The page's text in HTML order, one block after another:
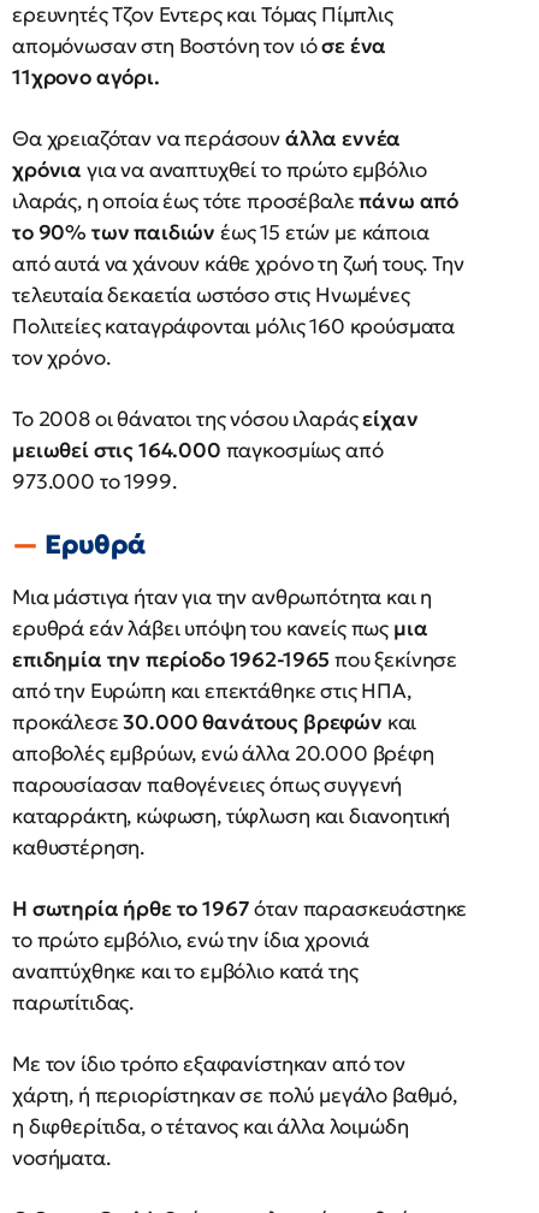
ερευνητές Τζον Εντερς και Τόμας Πίμπλις
απομόνωσαν στη Βοστόνη τον ιόσε ένα
11χρονο αγόρι.
Θα χρειαζόταν να περάσουνάλλα εννέα
χρόνια για να αναπτυχθεί το πρώτο εμβόλιο
ιλαράς, η οποία έως τότε προσέβαλεπάνω από
το 90% των παιδιών έως 15 ετών με κάποια
από αυτά να χάνουν κάθε χρόνο τη ζωή τους. Την
τελευταία δεκαετία ωστόσο στις Ηνωμένες
Πολιτείες καταγράφονται μόλις 160 κρούσματα
τον χρόνο.
Το 2008 οι θάνατοι της νόσου ιλαράςείχαν
μειωθεί στις 164.000 παγκοσμίως από
973.000 το 1999.
Ερυθρά
Μια μάστιγα ήταν για την ανθρωπότητα και η
ερυθρά εάν λάβει υπόψη του κανείς πως μια
επιδημία την περίοδο 1962-1965που ξεκίνησε
από την Ευρώπη και επεκτάθηκε στις ΗΠΑ,
προκάλεσε30.000 θανάτους βρεφών και
αποβολές εμβρύων, ενώ άλλα 20.000 βρέφη
παρουσίασαν παθογένειες όπως συγγενή
καταρράκτη, κώφωση, τύφλωση και διανοητική
καθυστέρηση.
Η σωτηρία ήρθε το 1967όταν παρασκευάστηκε
το πρώτο εμβόλιο, ενώ την ίδια χρονιά
αναπτύχθηκε και το εμβόλιο κατά της
παρωτίτιδας.
Με τον ίδιο τρόπο εξαφανίστηκαν από τον
χάρτη, ή περιορίστηκαν σε πολύ μεγάλο βαθμό,
η διφθερίτιδα, ο τέτανος και άλλα λοιμώδη
νοσήματα.